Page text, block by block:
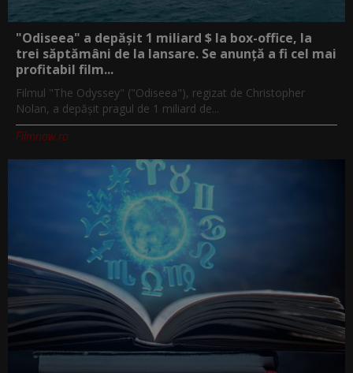
"Odiseea" a depășit 1 miliard $ la box-office, la
trei săptămâni de la lansare. Se anunță a fi cel mai
profitabil film...
Filmul "The Odyssey" ("Odiseea"), regizat de Christopher
Nolan, a depăşit pragul de 1 miliard de...
Filmnow.ro